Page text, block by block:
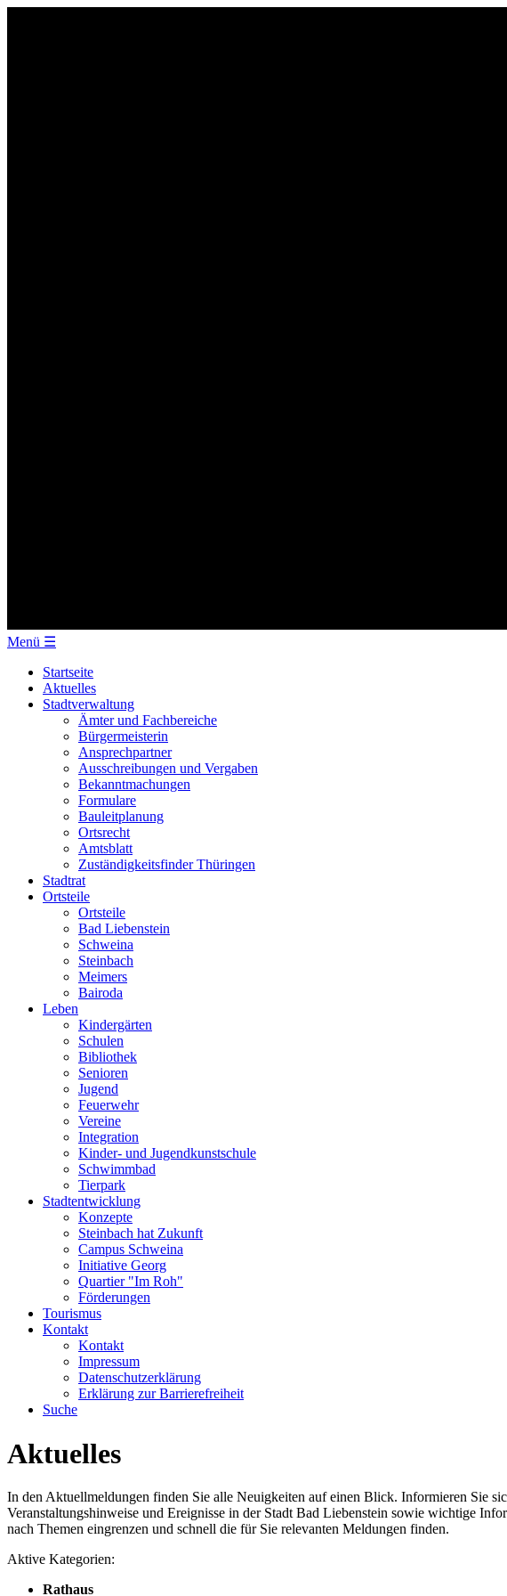
Menü ☰
Startseite
Aktuelles
Stadtverwaltung
Ämter und Fachbereiche
Bürgermeisterin
Ansprechpartner
Ausschreibungen und Vergaben
Bekanntmachungen
Formulare
Bauleitplanung
Ortsrecht
Amtsblatt
Zuständigkeitsfinder Thüringen
Stadtrat
Ortsteile
Ortsteile
Bad Liebenstein
Schweina
Steinbach
Meimers
Bairoda
Leben
Kindergärten
Schulen
Bibliothek
Senioren
Jugend
Feuerwehr
Vereine
Integration
Kinder- und Jugendkunstschule
Schwimmbad
Tierpark
Stadtentwicklung
Konzepte
Steinbach hat Zukunft
Campus Schweina
Initiative Georg
Quartier "Im Roh"
Förderungen
Tourismus
Kontakt
Kontakt
Impressum
Datenschutzerklärung
Erklärung zur Barrierefreiheit
Suche
Aktuelles
In den Aktuellmeldungen finden Sie alle Neuigkeiten auf einen Blick. Informieren Sie
Veranstaltungshinweise und Ereignisse in der Stadt Bad Liebenstein sowie wichtige
nach Themen eingrenzen und schnell die für Sie relevanten Meldungen finden.
Aktive Kategorien:
Rathaus